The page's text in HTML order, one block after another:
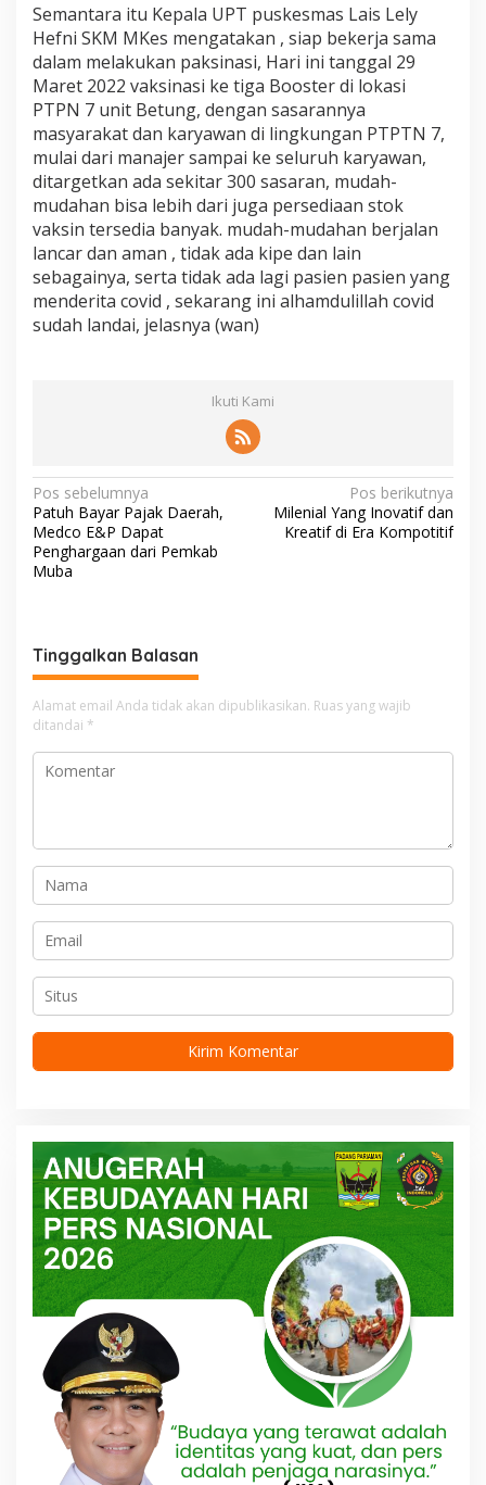
Semantara itu Kepala UPT puskesmas Lais Lely
Hefni SKM MKes mengatakan , siap bekerja sama
dalam melakukan paksinasi, Hari ini tanggal 29
Maret 2022 vaksinasi ke tiga Booster di lokasi
PTPN 7 unit Betung, dengan sasarannya
masyarakat dan karyawan di lingkungan PTPTN 7,
mulai dari manajer sampai ke seluruh karyawan,
ditargetkan ada sekitar 300 sasaran, mudah-
mudahan bisa lebih dari juga persediaan stok
vaksin tersedia banyak. mudah-mudahan berjalan
lancar dan aman , tidak ada kipe dan lain
sebagainya, serta tidak ada lagi pasien pasien yang
menderita covid , sekarang ini alhamdulillah covid
sudah landai, jelasnya (wan)
Ikuti Kami
N
a
v
i
a
s
i
p
o
Pos sebelumnya
Patuh Bayar Pajak Daerah,
Medco E&P Dapat
Penghargaan dari Pemkab
Muba
Pos berikutnya
Milenial Yang Inovatif dan
Kreatif di Era Kompotitif
Tinggalkan Balasan
Alamat email Anda tidak akan dipublikasikan. Ruas yang wajib
ditandai *